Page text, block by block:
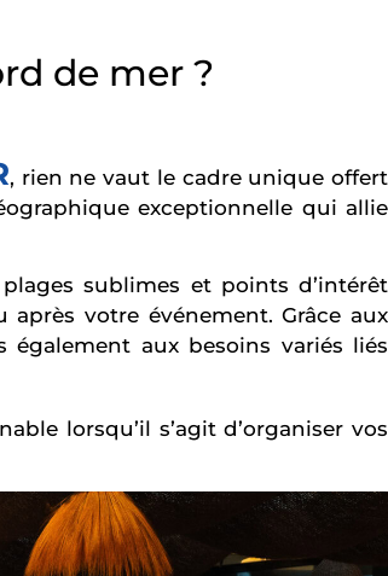
de mer ?
, rien ne vaut le cadre unique offert
exceptionnelle qui allie
sublimes et points d’intérêt
votre événement. Grâce aux
aux besoins variés liés
lorsqu’il s’agit d’organiser vos